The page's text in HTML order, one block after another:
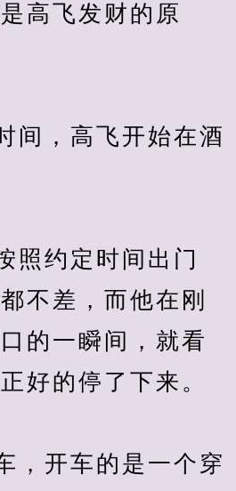
高飞发财的原
不差，而他在刚
的一瞬间，就看
好的停了下来。